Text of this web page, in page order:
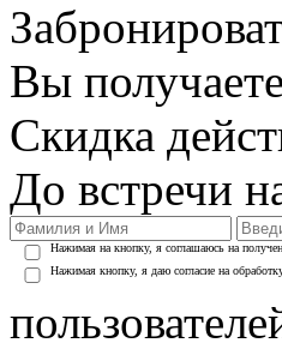
Вы
Скидка
До встречи
Нажимая на кнопку, я соглашаюсь на
Нажимая кнопку, я даю согласие на